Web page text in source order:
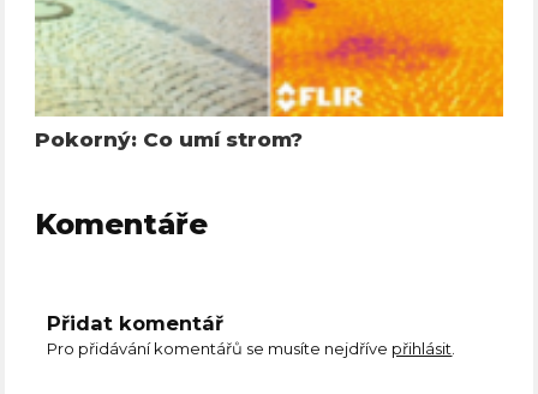
Pokorný: Co umí strom?
Komentáře
Přidat komentář
Pro přidávání komentářů se musíte nejdříve přihlásit